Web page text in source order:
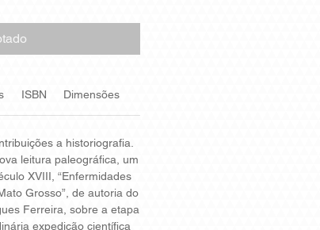
ISBN Dimensões
a historiografia.
leitura paleográfica, um
XVIII, “Enfermidades
Grosso”, de autoria do
Ferreira, sobre a etapa
expedição cientí­fica